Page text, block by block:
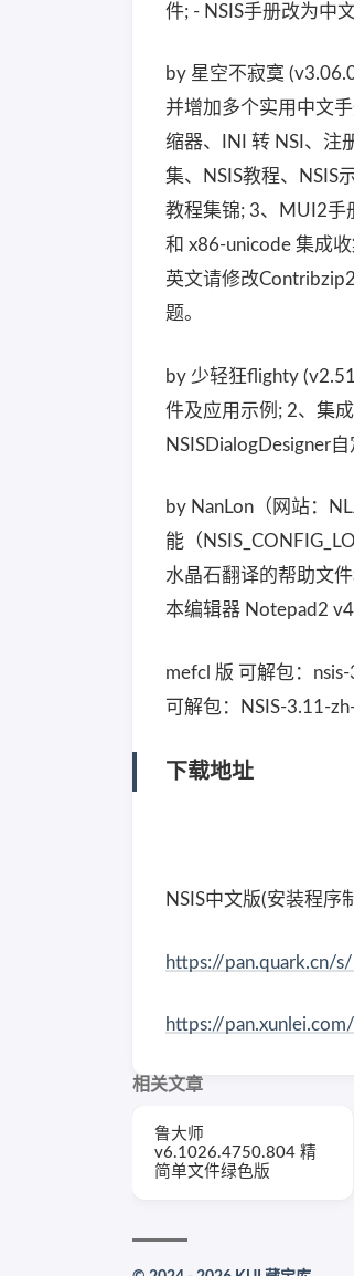
件; - NSIS手册改为中
by 星空不寂寞
并增加多个实用中文
缩器、INI 转 NSI、注
集、NSIS教程、NSIS
教程集锦; 3、MUI2手
和 x86-unicode 集成
英文请修改
题。
by 少轻狂flighty
件及应用示例; 2、集
NSISDialogDesigner
by NanLon（网站：
能（
水晶石翻译的帮助文
本编辑器 Notepad2
mefcl 版 可解包：
可解包：NSIS-3.11-
下载地址
NSIS中文版(安装程序
https://pan.quark.cn/
https://
相关文章
鲁大师
v6.1026.4750.804 精
简单文件绿色版